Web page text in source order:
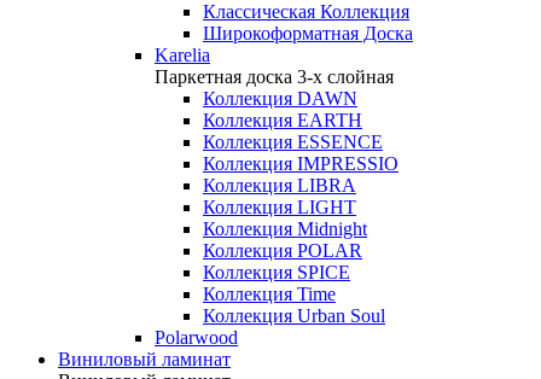
Классическая Коллекция
Широкоформатная Доска
Karelia
Паркетная доска 3-х слойная
Коллекция DAWN
Коллекция EARTH
Коллекция ESSENCE
Коллекция IMPRESSIO
Коллекция LIBRA
Коллекция LIGHT
Коллекция Midnight
Коллекция POLAR
Коллекция SPICE
Коллекция Time
Коллекция Urban Soul
Polarwood
Виниловый ламинат